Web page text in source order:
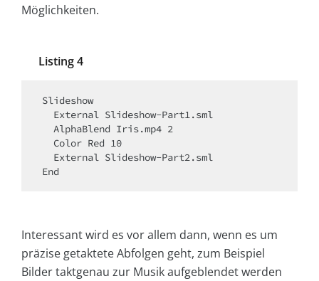
Möglichkeiten.
Listing 4
Slideshow
End
Interessant wird es vor allem dann, wenn es um
präzise getaktete Abfolgen geht, zum Beispiel
Bilder taktgenau zur Musik aufgeblendet werden